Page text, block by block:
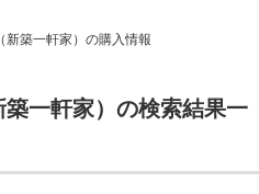
新築一軒家）の購入情報
一軒家）の検索結果一